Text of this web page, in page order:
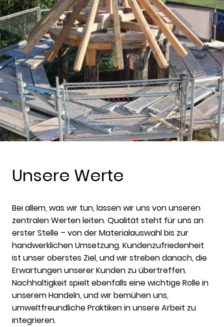
Unsere Werte
Bei allem, was wir tun, lassen wir uns von unseren
zentralen Werten leiten. Qualität steht für uns an
erster Stelle – von der Materialauswahl bis zur
handwerklichen Umsetzung. Kundenzufriedenheit
ist unser oberstes Ziel, und wir streben danach, die
Erwartungen unserer Kunden zu übertreffen.
Nachhaltigkeit spielt ebenfalls eine wichtige Rolle in
unserem Handeln, und wir bemühen uns,
umweltfreundliche Praktiken in unsere Arbeit zu
integrieren.